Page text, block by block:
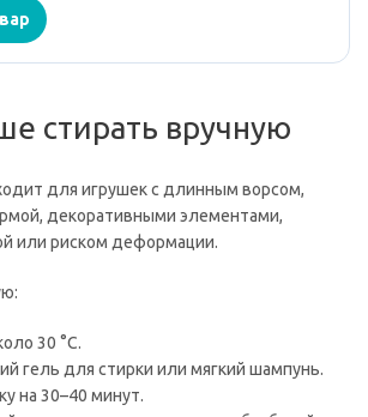
стирать вручную
для игрушек с длинным ворсом,
декоративными элементами,
или риском деформации.
30 °C.
гель для стирки или мягкий шампунь.
на 30–40 минут.